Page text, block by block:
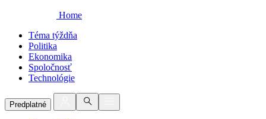
Home
Téma týždňa
Politika
Ekonomika
Spoločnosť
Technológie
Predplatné